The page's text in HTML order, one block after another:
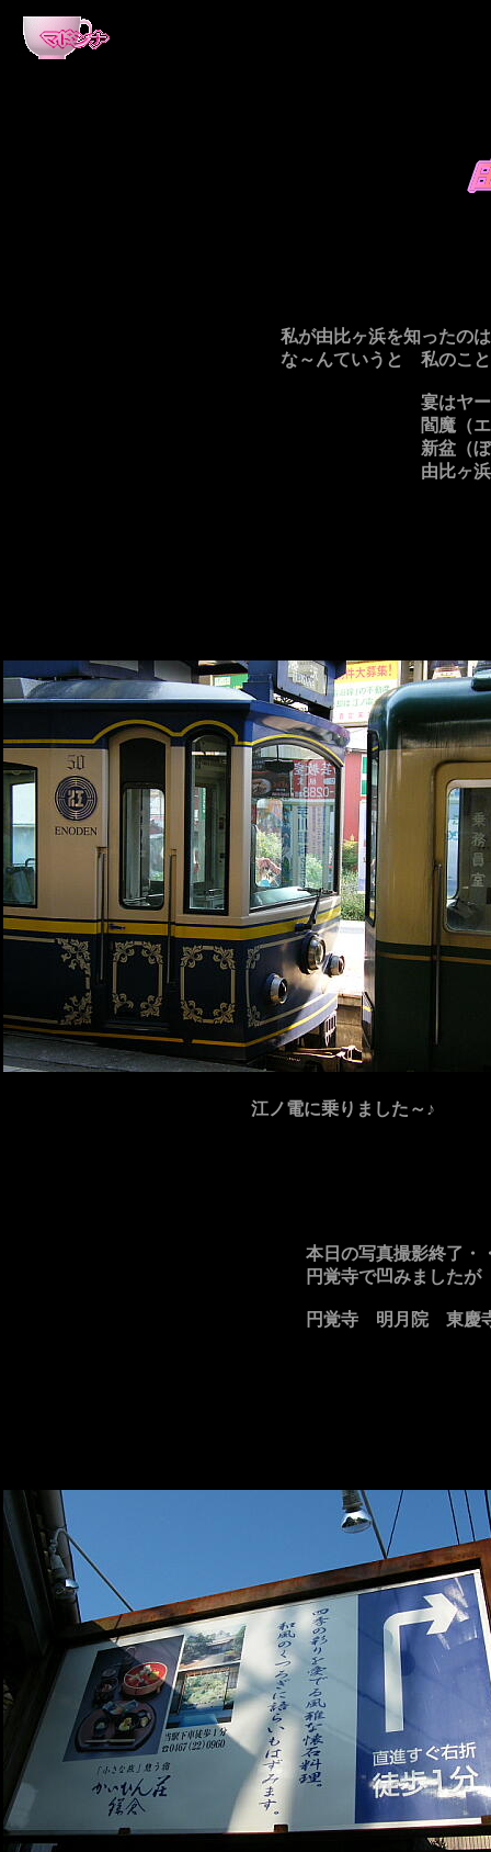
本日の写真撮影終了
円覚寺で凹みました
円覚寺 明月院 東慶
江ノ電に乗りました～♪
私が由比ヶ浜を知ったの
な～んていうと 私のこ
宴はヤーレンソ
閻魔（エンマ）
新盆（ぼん）に
由比ヶ浜 鍵